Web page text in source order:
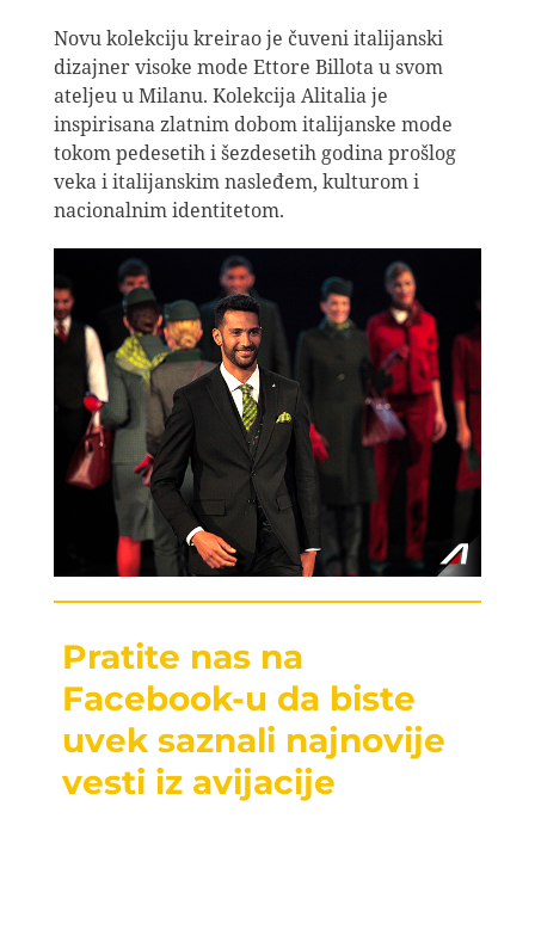
Novu kolekciju kreirao je čuveni italijanski
dizajner visoke mode Ettore Billota u svom
ateljeu u Milanu. Kolekcija Alitalia je
inspirisana zlatnim dobom italijanske mode
tokom pedesetih i šezdesetih godina prošlog
veka i italijanskim nasleđem, kulturom i
nacionalnim identitetom.
Pratite nas na
Facebook-u da biste
uvek saznali najnovije
vesti iz avijacije